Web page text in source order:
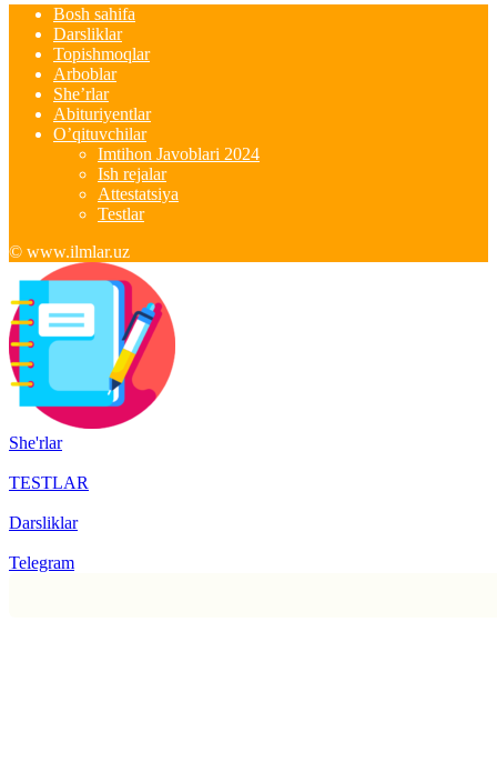
Bosh sahifa
Darsliklar
Topishmoqlar
Arboblar
She’rlar
Abituriyentlar
O’qituvchilar
Imtihon Javoblari 2024
Ish rejalar
Attestatsiya
Testlar
© www.ilmlar.uz
She'rlar
TESTLAR
Darsliklar
Telegram